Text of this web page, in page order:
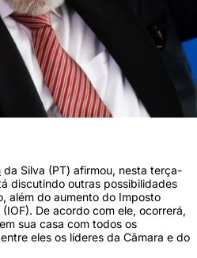
da Silva (PT) afirmou, nesta terça-
discutindo outras possibilidades
além do aumento do Imposto
De acordo com ele, ocorrerá,
sua casa com todos os
eles os líderes da Câmara e do